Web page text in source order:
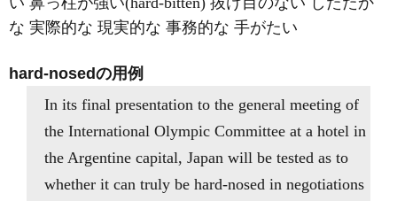
な 実際的な 現実的な 事務的な 手がたい
hard-nosedの用例
In its final presentation to the general meeting of
the International Olympic Committee at a hotel in
the Argentine capital, Japan will be tested as to
whether it can truly be hard-nosed in negotiations